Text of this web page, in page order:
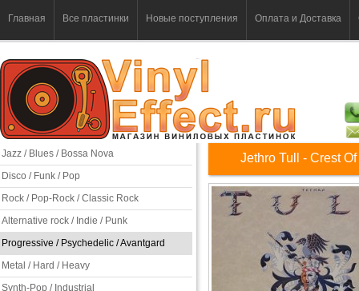
Главная Все пластинки Новые поступления Оплата и Доставка
Jazz / Blues / Bossa Nova
Disco / Funk / Pop
Rock / Pop-Rock / Classic Rock
Alternative rock / Indie / Punk
Progressive / Psychedelic / Avantgard
Metal / Hard / Heavy
Synth-Pop / Industrial
Jethro Tull - Crest